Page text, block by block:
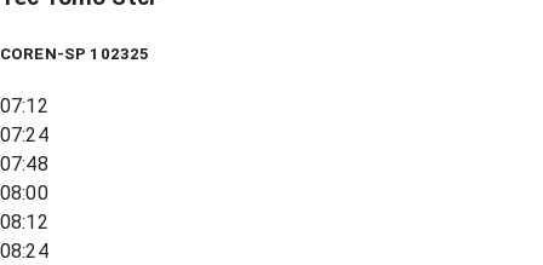
COREN-SP 102325
07:12
07:24
07:48
08:00
08:12
08:24